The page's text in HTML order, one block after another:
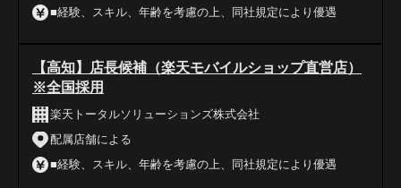
■経験、スキル、年齢を考慮の上、同社規定により優遇
【高知】店長候補（楽天モバイルショップ直営店）
※全国採用
楽天トータルソリューションズ株式会社
配属店舗による
■経験、スキル、年齢を考慮の上、同社規定により優遇